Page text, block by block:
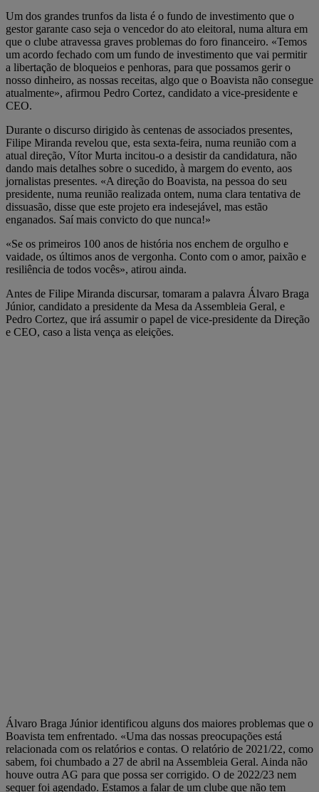
Um dos grandes trunfos da lista é o fundo de investimento que o
gestor garante caso seja o vencedor do ato eleitoral, numa altura em
que o clube atravessa graves problemas do foro financeiro. «Temos
um acordo fechado com um fundo de investimento que vai permitir
a libertação de bloqueios e penhoras, para que possamos gerir o
nosso dinheiro, as nossas receitas, algo que o Boavista não consegue
atualmente», afirmou Pedro Cortez, candidato a vice-presidente e
CEO.
Durante o discurso dirigido às centenas de associados presentes,
Filipe Miranda revelou que, esta sexta-feira, numa reunião com a
atual direção, Vítor Murta incitou-o a desistir da candidatura, não
dando mais detalhes sobre o sucedido, à margem do evento, aos
jornalistas presentes. «A direção do Boavista, na pessoa do seu
presidente, numa reunião realizada ontem, numa clara tentativa de
dissuasão, disse que este projeto era indesejável, mas estão
enganados. Saí mais convicto do que nunca!»
«Se os primeiros 100 anos de história nos enchem de orgulho e
vaidade, os últimos anos de vergonha. Conto com o amor, paixão e
resiliência de todos vocês», atirou ainda.
Antes de Filipe Miranda discursar, tomaram a palavra Álvaro Braga
Júnior, candidato a presidente da Mesa da Assembleia Geral, e
Pedro Cortez, que irá assumir o papel de vice-presidente da Direção
e CEO, caso a lista vença as eleições.
Álvaro Braga Júnior identificou alguns dos maiores problemas que o
Boavista tem enfrentado. «Uma das nossas preocupações está
relacionada com os relatórios e contas. O relatório de 2021/22, como
sabem, foi chumbado a 27 de abril na Assembleia Geral. Ainda não
houve outra AG para que possa ser corrigido. O de 2022/23 nem
sequer foi agendado. Estamos a falar de um clube que não tem